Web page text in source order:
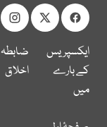
ایکسپریس
کے بارے
میں
ضابطہ
اخلاق